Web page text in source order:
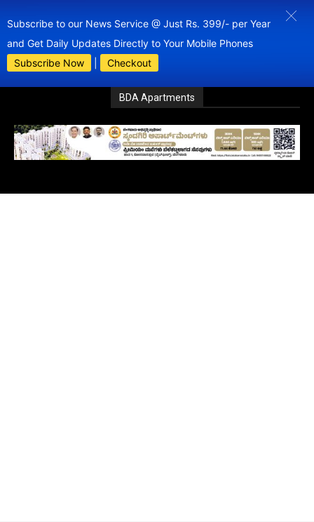
Subscribe to our News Service @ Just Rs. 399/- per Year
and Get Daily Updates Directly to Your Mobile Phones
Subscribe Now
Checkout
BDA Apartments